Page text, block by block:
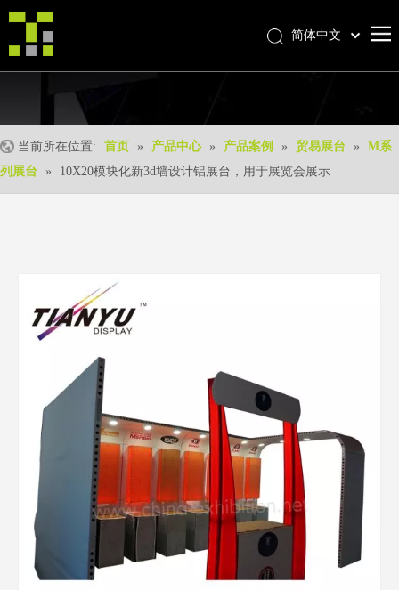
产品中心
联系我们
简体中文
日本語
Pусский
Nederlands
当前所在位置: 首页 » 产品中心 » 产品案例 » 贸易展台 »
M系
列展台
» 10X20模块化新3d墙设计铝展台，用于展览会展示